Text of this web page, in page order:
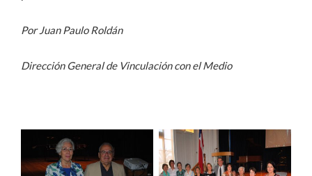
Por Juan Paulo Roldán
Dirección General de Vinculación con el Medio